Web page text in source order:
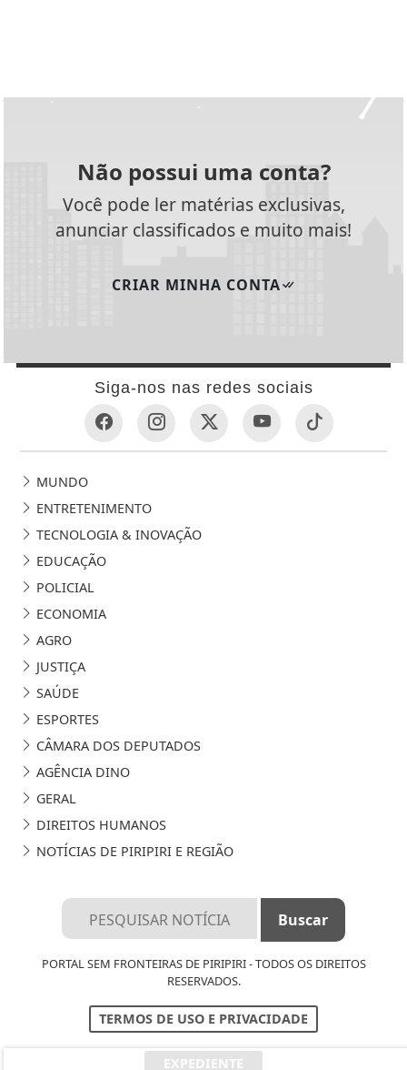
Não possui uma conta?
Você pode ler matérias exclusivas,
anunciar classificados e muito mais!
CRIAR MINHA CONTA
Siga-nos nas redes sociais
MUNDO
ENTRETENIMENTO
TECNOLOGIA & INOVAÇÃO
EDUCAÇÃO
POLICIAL
ECONOMIA
AGRO
JUSTIÇA
SAÚDE
ESPORTES
CÂMARA DOS DEPUTADOS
AGÊNCIA DINO
GERAL
DIREITOS HUMANOS
NOTÍCIAS DE PIRIPIRI E REGIÃO
PORTAL SEM FRONTEIRAS DE PIRIPIRI - TODOS OS DIREITOS
RESERVADOS.
TERMOS DE USO E PRIVACIDADE
EXPEDIENTE